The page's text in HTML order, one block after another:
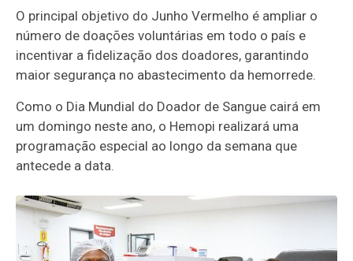
O principal objetivo do Junho Vermelho é ampliar o
número de doações voluntárias em todo o país e
incentivar a fidelização dos doadores, garantindo
maior segurança no abastecimento da hemorrede.
Como o Dia Mundial do Doador de Sangue cairá em
um domingo neste ano, o Hemopi realizará uma
programação especial ao longo da semana que
antecede a data.